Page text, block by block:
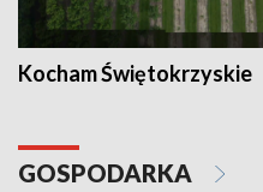
Kocham Świętokrzyskie
GOSPODARKA